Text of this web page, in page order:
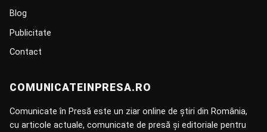
Blog
Publicitate
Contact
COMUNICATEINPRESA.RO
Comunicate în Presă este un ziar online de știri din România,
cu articole actuale, comunicate de presă și editoriale pentru